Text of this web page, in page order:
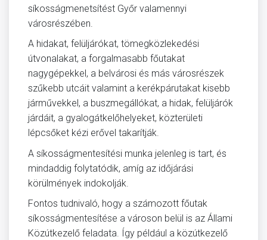
síkosságmenetsítést Győr valamennyi
városrészében.
A hidakat, felüljárókat, tömegközlekedési
útvonalakat, a forgalmasabb főutakat
nagygépekkel, a belvárosi és más városrészek
szűkebb utcáit valamint a kerékpárutakat kisebb
járművekkel, a buszmegállókat, a hidak, felüljárók
járdáit, a gyalogátkelőhelyeket, közterületi
lépcsőket kézi erővel takarítják.
A síkosságmentesítési munka jelenleg is tart, és
mindaddig folytatódik, amíg az időjárási
körülmények indokolják.
Fontos tudnivaló, hogy a számozott főutak
síkosságmentesítése a városon belül is az Állami
Közútkezelő feladata. Így például a közútkezelő